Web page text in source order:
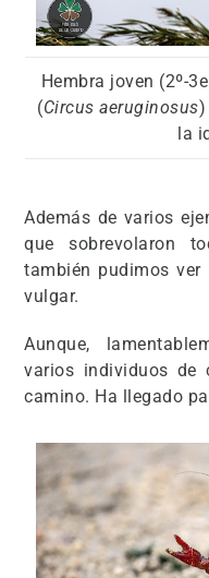
Hembra joven (2º-
(Circus aeruginosus)
la
Además de varios
que sobrevolaron
también pudimos ver
vulgar.
Aunque,
varios individuos de
camino. Ha llegado